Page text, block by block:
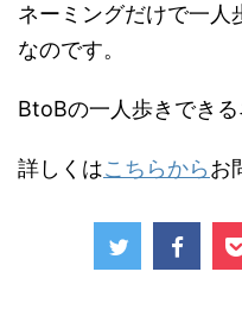
ネーミングだけで一人
なのです。
BtoBの一人歩きでき
詳しくはこちらからお